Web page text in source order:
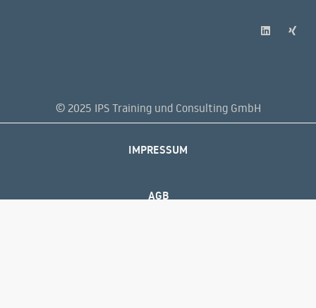
© 2025 IPS Training und Consulting GmbH
IMPRESSUM
AGB